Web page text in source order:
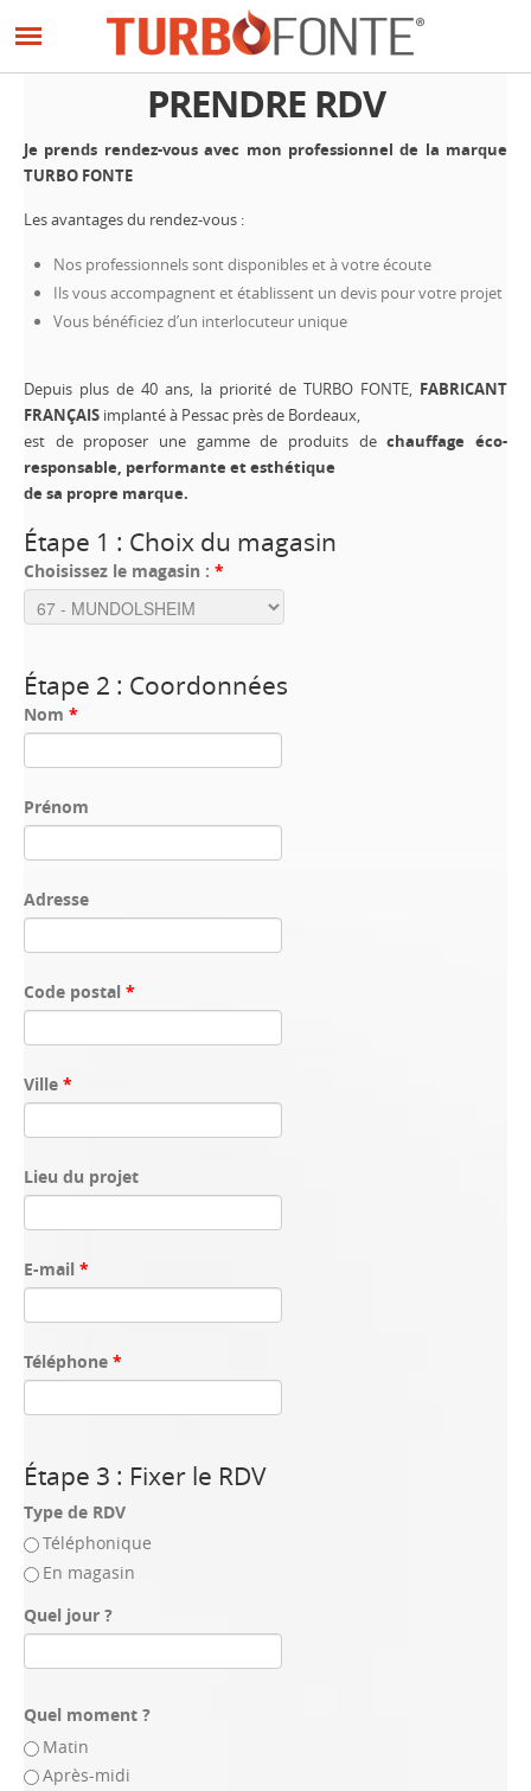
au
PRENDRE RDV
Je prends rendez-vous avec mon professionnel de la marque
TURBO FONTE
Les avantages du rendez-vous :
Nos professionnels sont disponibles et à votre écoute
Ils vous accompagnent et établissent un devis pour votre projet
Vous bénéficiez d’un interlocuteur unique
Depuis plus de 40 ans, la priorité de TURBO FONTE, FABRICANT
FRANÇAIS implanté à Pessac près de Bordeaux,
est de proposer une gamme de produits dechauffage éco-
responsable, performante et esthétique
de sa propre marque.
Étape 1 : Choix du magasin
Choisissez le magasin : *
Étape 2 : Coordonnées
Nom *
Prénom
Adresse
Code postal *
Ville *
Lieu du projet
E-mail *
Téléphone *
Étape 3 : Fixer le RDV
Type de RDV
Téléphonique
En magasin
Quel jour ?
Quel moment ?
Matin
Après-midi
Panneau de gestion des cookies